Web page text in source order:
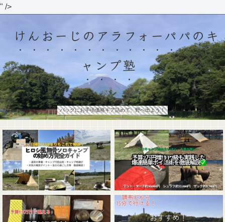
" />
けんおーじのアラフォーパパのキ
ャンプ塾
バッグにお手頃価格ギア詰めて、野へ出よう！